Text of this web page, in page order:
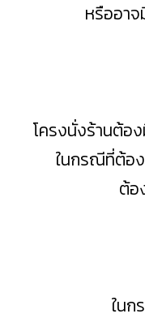
หรืออาจ
โครงนั่งร้านต้อ
ในกรณีที่ต้อ
ต้อ
ในก